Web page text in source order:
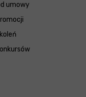
umowy